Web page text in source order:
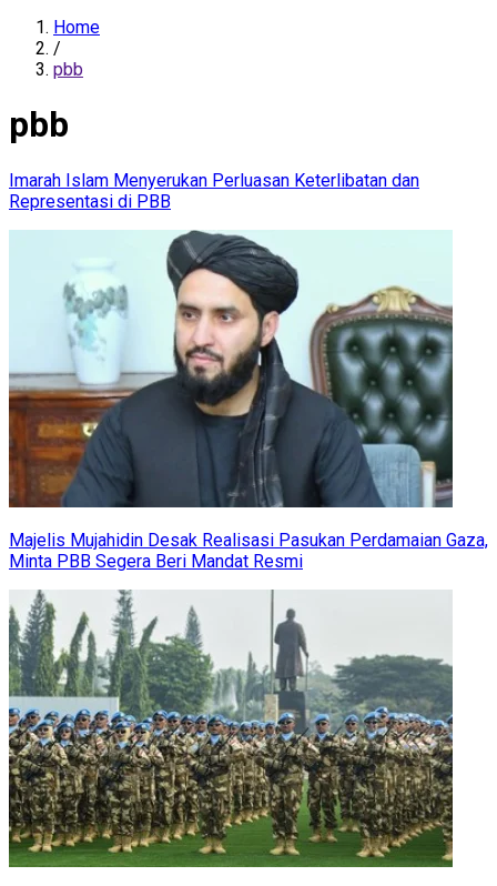
Home
/
pbb
pbb
Imarah Islam Menyerukan Perluasan Keterlibatan dan
Representasi di PBB
Majelis Mujahidin Desak Realisasi Pasukan Perdamaian Gaza,
Minta PBB Segera Beri Mandat Resmi